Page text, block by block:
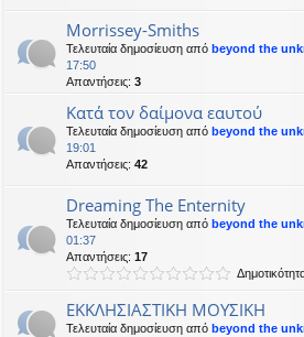
Morrissey-Smiths
Τελευταία δημοσίευση από beyond the
17:50
Απαντήσεις: 3
Κατά τον δαίμονα εαυτού
Τελευταία δημοσίευση από beyond the
19:01
Απαντήσεις: 42
Dreaming The Enternity
Τελευταία δημοσίευση από beyond the
01:37
Απαντήσεις: 17
ΕΚΚΛΗΣΙΑΣΤΙΚΗ ΜΟΥΣΙΚΗ
Τελευταία δημοσίευση από beyond the